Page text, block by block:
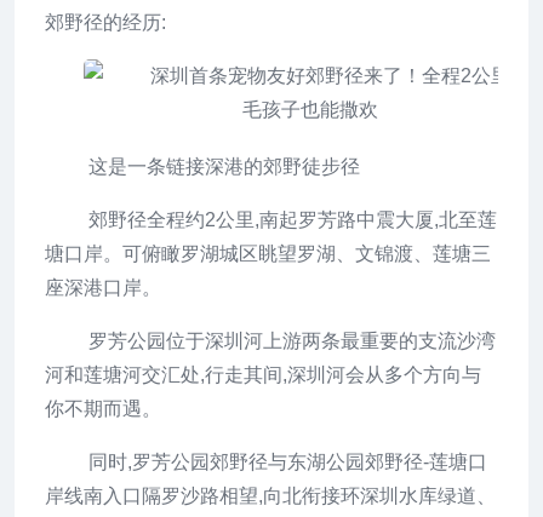
郊野径的经历:
这是一条链接深港的郊野徒步径
郊野径全程约2公里,南起罗芳路中震大厦,北至莲
塘口岸。可俯瞰罗湖城区眺望罗湖、文锦渡、莲塘三
座深港口岸。
罗芳公园位于深圳河上游两条最重要的支流沙湾
河和莲塘河交汇处,行走其间,深圳河会从多个方向与
你不期而遇。
同时,罗芳公园郊野径与东湖公园郊野径-莲塘口
岸线南入口隔罗沙路相望,向北衔接环深圳水库绿道、